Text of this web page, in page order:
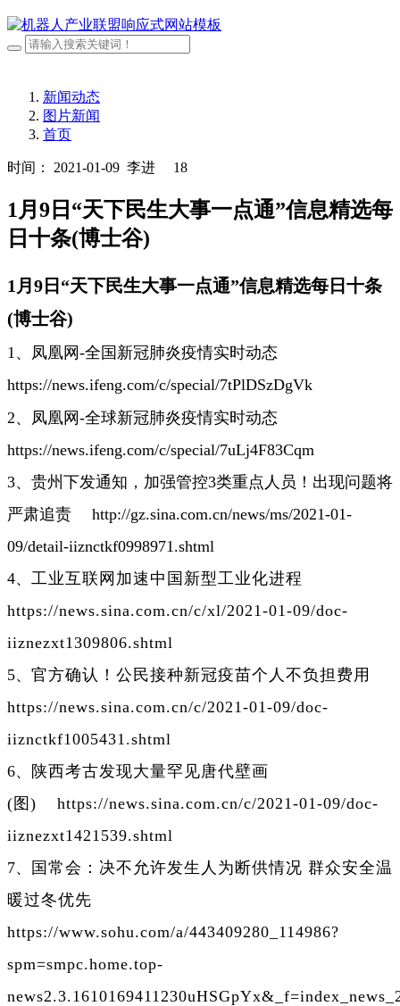
新闻动态
图片新闻
首页
时间： 2021-01-09 李进 18
1月9日“天下民生大事一点通”信息精选每
日十条(博士谷)
1月9日“天下民生大事一点通”信息精选每日十条
(博士谷)
1、凤凰网-全国新冠肺炎疫情实时动态
https://news.ifeng.com/c/special/7tPlDSzDgVk
2、凤凰网-全球新冠肺炎疫情实时动态
https://news.ifeng.com/c/special/7uLj4F83Cqm
3、贵州下发通知，加强管控3类重点人员！出现问题将
严肃追责
http://gz.sina.com.cn/news/ms/2021-01-
09/detail-iiznctkf0998971.shtml
4、 工业互联网加速中国新型工业化进程
https://news.sina.com.cn/c/xl/2021-01-09/doc-
iiznezxt1309806.shtml
5、 官方确认！公民接种新冠疫苗个人不负担费用
https://news.sina.com.cn/c/2021-01-09/doc-
iiznctkf1005431.shtml
6、
陕西考古发现大量罕见唐代壁画
(图)
https://news.sina.com.cn/c/2021-01-09/doc-
iiznezxt1421539.shtml
7、
国常会：决不允许发生人为断供情况 群众安全温
暖过冬优先
https://www.sohu.com/a/443409280_114986?
spm=smpc.home.top-